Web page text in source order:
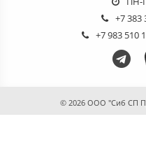
+7 383
+7 983 510
© 2026 ООО "Сиб СП